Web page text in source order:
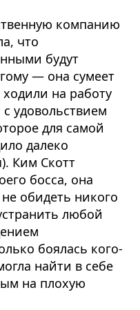
компанию
что
будут
— она сумеет
на работу
удовольствием
для самой
далеко
Ким Скотт
босса, она
обидеть никого
любой
боялась кого-
найти в себе
на плохую